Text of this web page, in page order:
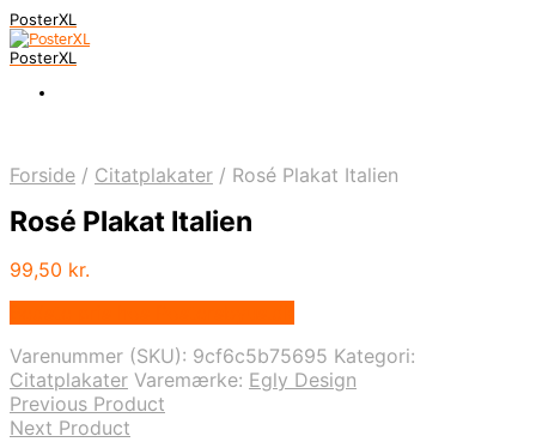
PosterXL
PosterXL
Forside / Citatplakater / Rosé Plakat Italien
Rosé Plakat Italien
99,50 kr.
Varenummer (SKU): 9cf6c5b75695 Kategori:
Citatplakater Varemærke: Egly Design
Previous Product
Next Product